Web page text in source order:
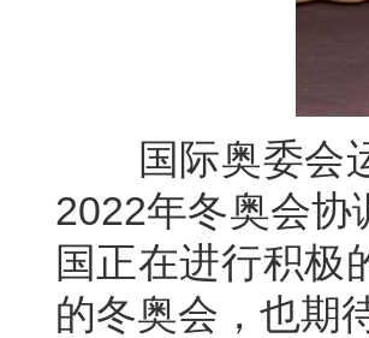
国际奥委会运
2022年冬奥会
国正在进行积极
的冬奥会，也期